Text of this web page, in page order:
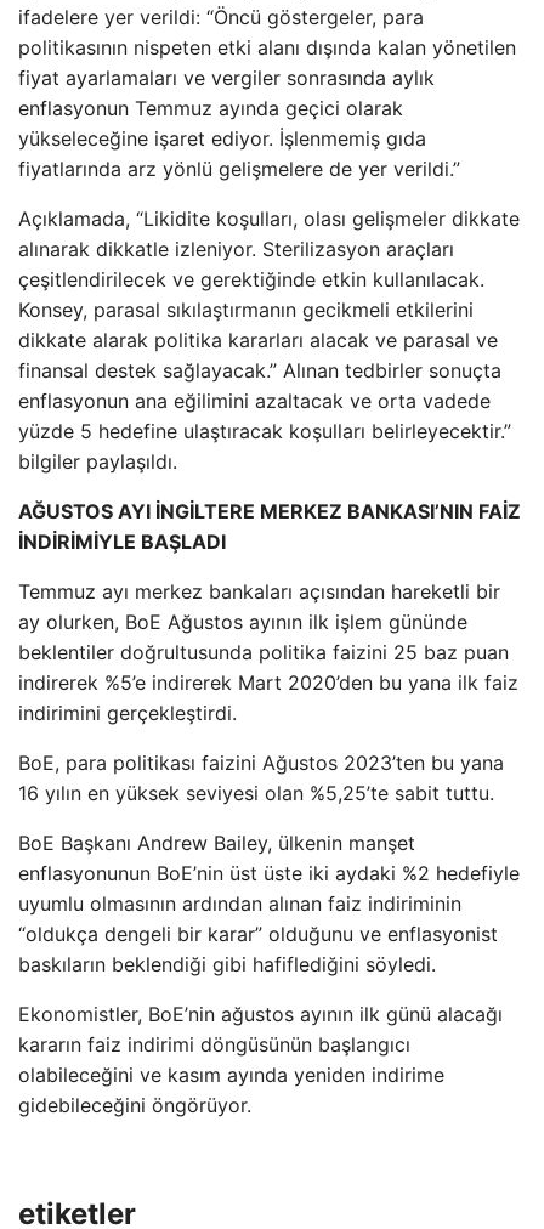
ifadelere yer verildi: “Öncü göstergeler, para
politikasının nispeten etki alanı dışında kalan yönetilen
fiyat ayarlamaları ve vergiler sonrasında aylık
enflasyonun Temmuz ayında geçici olarak
yükseleceğine işaret ediyor. İşlenmemiş gıda
fiyatlarında arz yönlü gelişmelere de yer verildi.”
Açıklamada, “Likidite koşulları, olası gelişmeler dikkate
alınarak dikkatle izleniyor. Sterilizasyon araçları
çeşitlendirilecek ve gerektiğinde etkin kullanılacak.
Konsey, parasal sıkılaştırmanın gecikmeli etkilerini
dikkate alarak politika kararları alacak ve parasal ve
finansal destek sağlayacak.” Alınan tedbirler sonuçta
enflasyonun ana eğilimini azaltacak ve orta vadede
yüzde 5 hedefine ulaştıracak koşulları belirleyecektir.”
bilgiler paylaşıldı.
AĞUSTOS AYI İNGİLTERE MERKEZ BANKASI’NIN FAİZ
İNDİRİMİYLE BAŞLADI
Temmuz ayı merkez bankaları açısından hareketli bir
ay olurken, BoE Ağustos ayının ilk işlem gününde
beklentiler doğrultusunda politika faizini 25 baz puan
indirerek %5’e indirerek Mart 2020’den bu yana ilk faiz
indirimini gerçekleştirdi.
BoE, para politikası faizini Ağustos 2023’ten bu yana
16 yılın en yüksek seviyesi olan %5,25’te sabit tuttu.
BoE Başkanı Andrew Bailey, ülkenin manşet
enflasyonunun BoE’nin üst üste iki aydaki %2 hedefiyle
uyumlu olmasının ardından alınan faiz indiriminin
“oldukça dengeli bir karar” olduğunu ve enflasyonist
baskıların beklendiği gibi hafiflediğini söyledi.
Ekonomistler, BoE’nin ağustos ayının ilk günü alacağı
kararın faiz indirimi döngüsünün başlangıcı
olabileceğini ve kasım ayında yeniden indirime
gidebileceğini öngörüyor.
etiketler